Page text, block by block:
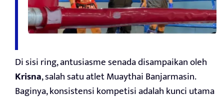
Di sisi ring, antusiasme senada disampaikan oleh
Krisna, salah satu atlet Muaythai Banjarmasin.
Baginya, konsistensi kompetisi adalah kunci utama